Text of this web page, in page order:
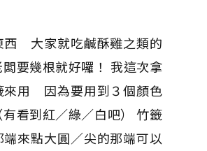
西 大家就吃鹹酥雞之類的
要幾根就好囉！ 我這次拿
來用 因為要用到３個顏色
看到紅／綠／白吧） 竹籤
來點大圓／尖的那端可以